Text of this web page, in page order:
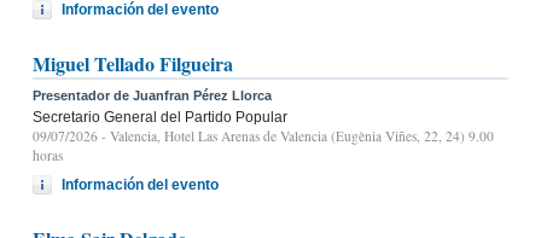
Información del evento
Miguel Tellado Filgueira
Presentador de Juanfran Pérez Llorca
Secretario General del Partido Popular
09/07/2026 - Valencia, Hotel Las Arenas de Valencia (Eugènia Viñes, 22, 24) 9.00
horas
Información del evento